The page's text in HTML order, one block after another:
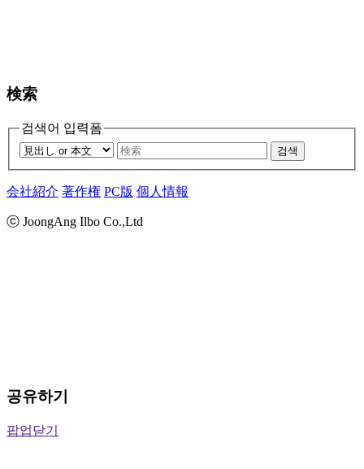
検索
검색어 입력폼
검색
会社紹介 著作権 PC版 個人情報
ⓒ JoongAng Ilbo Co.,Ltd
공유하기
팝업닫기